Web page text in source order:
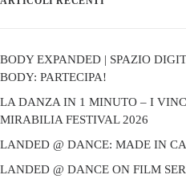
BODY EXPANDED | SPAZIO
BODY: PARTECIPA!
LA DANZA IN 1 MINUTO – I
MIRABILIA FESTIVAL 2026
LANDED @ DANCE: MADE IN
LANDED @ DANCE ON FILM